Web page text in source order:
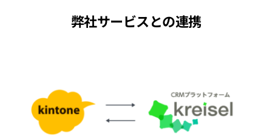
弊社サービスとの連携